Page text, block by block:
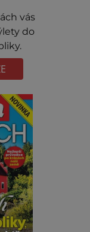
vás
do